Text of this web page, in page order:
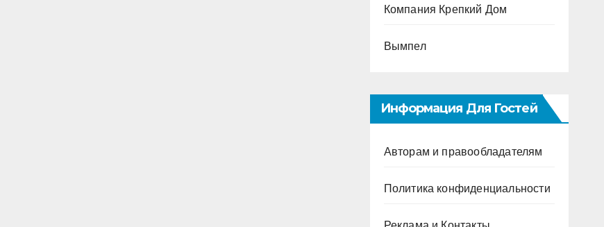
Компания Крепкий Дом
Вымпел
Информация Для Гостей
Авторам и правообладателям
Политика конфиденциальности